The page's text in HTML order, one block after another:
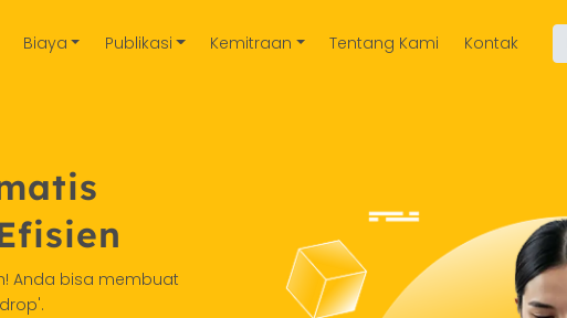
Biaya Publikasi Kemitraan Tentang Kami Kontak
Anda bisa membuat